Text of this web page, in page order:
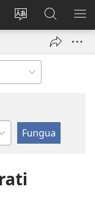
Badili
tovuti
Ingia
(opens
Tafuta
Katika
JW.ORG